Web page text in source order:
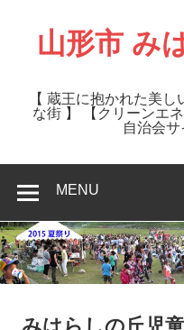
content山形市 み
【 蔵王に抱かれた美
な街 】 【クリーンエ
自治会
MENU